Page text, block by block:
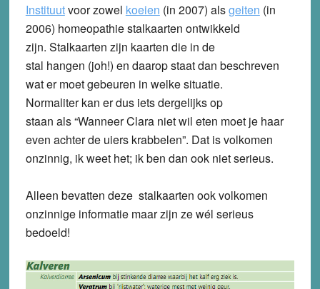
Instituutvoor zowel koeien (in 2007) alsgeiten (in
2006) homeopathie stalkaarten ontwikkeld
zijn. Stalkaarten zijn kaarten die in de
stal hangen (joh!) en daarop staat dan beschreven
wat er moet gebeuren in welke situatie.
Normaliter kan er dus iets dergelijks op
staan als “Wanneer Clara niet wil eten moet je haar
even achter de uiers krabbelen”. Dat is volkomen
onzinnig, ik weet het; ik ben dan ook niet serieus.
Alleen bevatten deze stalkaarten ook volkomen
onzinnige informatie maar zijn ze wél serieus
bedoeld!